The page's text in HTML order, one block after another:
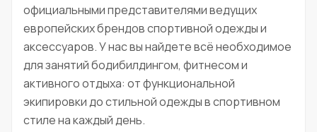
официальными представителями ведущих
европейских брендов спортивной одежды и
аксессуаров. У нас вы найдете всё необходимое
для занятий бодибилдингом, фитнесом и
активного отдыха: от функциональной
экипировки до стильной одежды в спортивном
стиле на каждый день.